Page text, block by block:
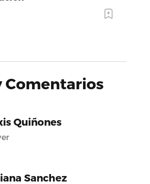
Comentarios
Quiñones
Sanchez